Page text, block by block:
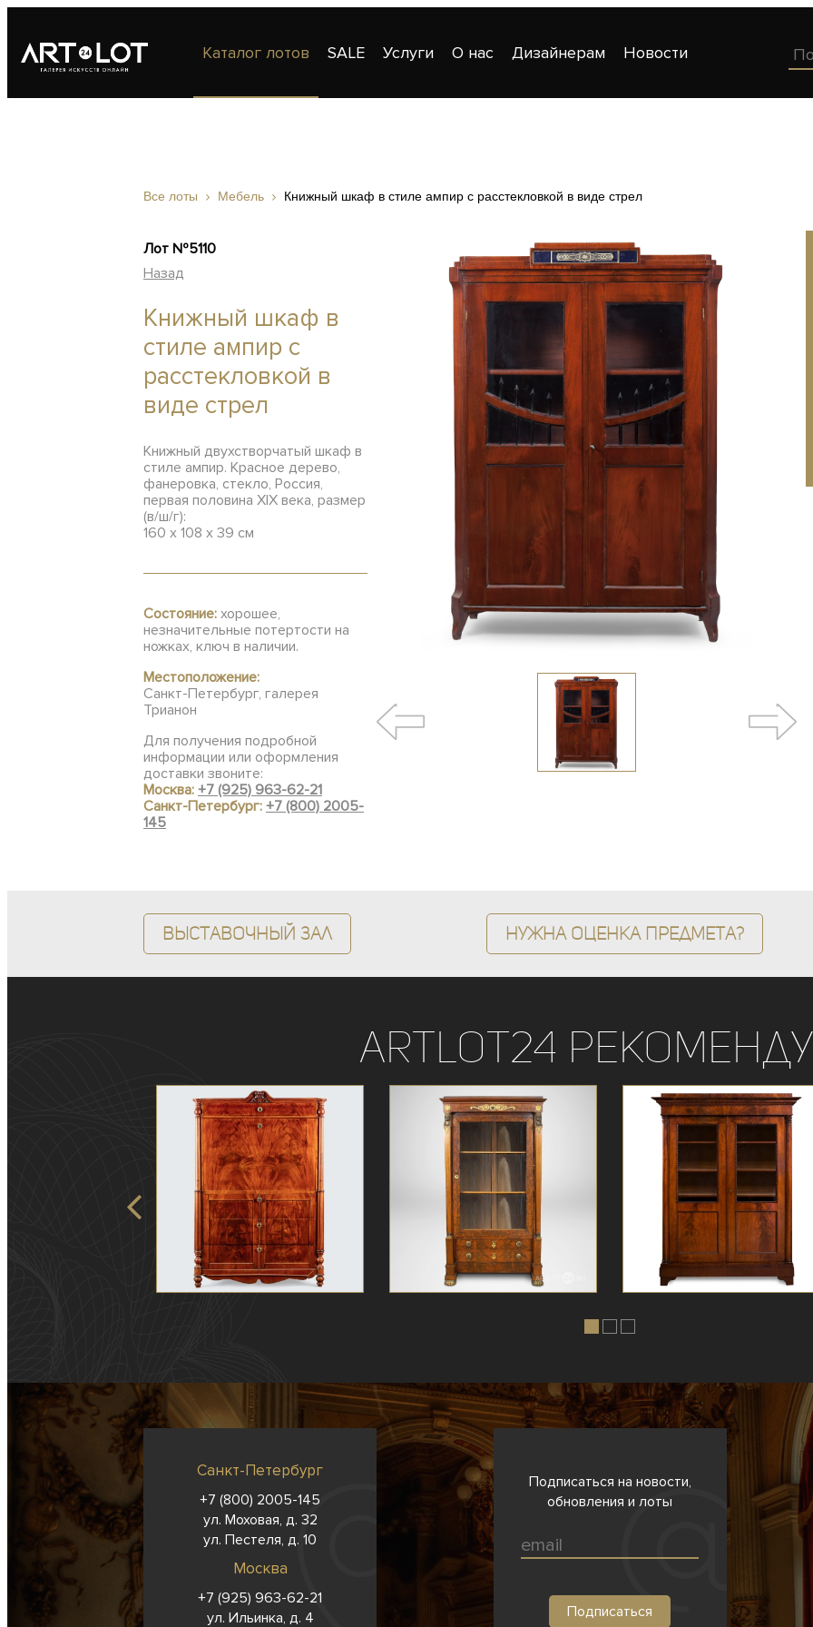
Каталог лотов SALE Услуги О нас Дизайнерам Новости
Все лоты Мебель Книжный шкаф в стиле ампир с расстекловкой в виде стрел
Лот №5110
Назад
Книжный шкаф в
стиле ампир с
расстекловкой в
виде стрел
Книжный двухстворчатый шкаф в
стиле ампир. Красное дерево,
фанеровка, стекло, Россия,
первая половина XIX века, размер
(в/ш/г):
160 х 108 х 39 см
Состояние: хорошее,
незначительные потертости на
ножках, ключ в наличии.
Местоположение:
Санкт-Петербург, галерея
Трианон
Для получения подробной
информации или оформления
доставки звоните:
Москва: +7 (925) 963-62-21
Санкт-Петербург: +7 (800) 2005-
145
Выставочный зал Нужна оценка предмета?
ArtLot24
Санкт-Петербург
+7 (800) 2005-145
ул. Моховая, д. 32
ул. Пестеля, д. 10
Москва
+7 (925) 963-62-21
ул. Ильинка, д. 4
Подписаться на новости,
обновления и лоты